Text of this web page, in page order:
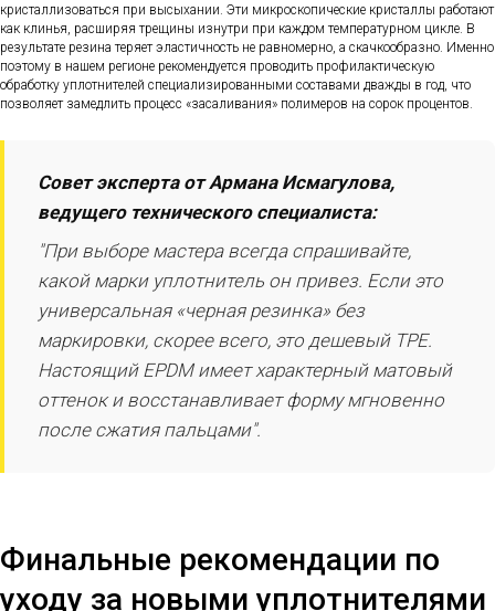
кристаллизоваться при высыхании. Эти микроскопические кристаллы работают
как клинья, расширяя трещины изнутри при каждом температурном цикле. В
результате резина теряет эластичность не равномерно, а скачкообразно. Именно
поэтому в нашем регионе рекомендуется проводить профилактическую
обработку уплотнителей специализированными составами дважды в год, что
позволяет замедлить процесс «засаливания» полимеров на сорок процентов.
Совет эксперта от Армана Исмагулова,
ведущего технического специалиста:
"При выборе мастера всегда спрашивайте,
какой марки уплотнитель он привез. Если это
универсальная «черная резинка» без
маркировки, скорее всего, это дешевый TPE.
Настоящий EPDM имеет характерный матовый
оттенок и восстанавливает форму мгновенно
после сжатия пальцами".
Финальные рекомендации по
уходу за новыми уплотнителями